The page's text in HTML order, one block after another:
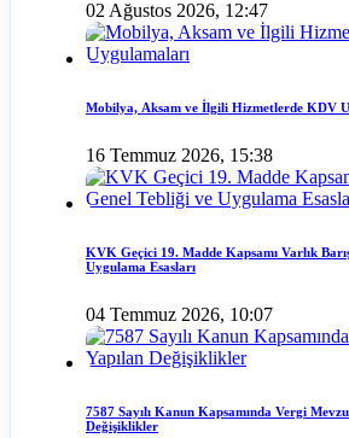
02 Ağustos 2026, 12:47
Mobilya, Aksam ve İlgili Hizmetlerde KDV
16 Temmuz 2026, 15:38
KVK Geçici 19. Madde Kapsamı Varlık
Uygulama Esasları
04 Temmuz 2026, 10:07
7587 Sayılı Kanun Kapsamında Vergi
Değişiklikler